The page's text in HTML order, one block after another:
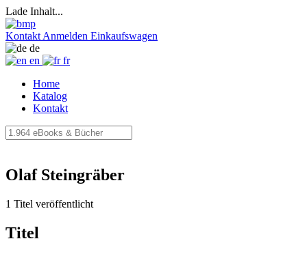
Lade Inhalt...
Kontakt Anmelden Einkaufswagen
de
en
fr
Home
Katalog
Kontakt
Olaf Steingräber
1 Titel veröffentlicht
Titel